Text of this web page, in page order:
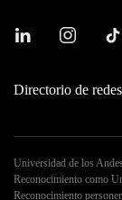
Directorio de redes
Universidad de los
Reconocimiento como
Reconocimiento